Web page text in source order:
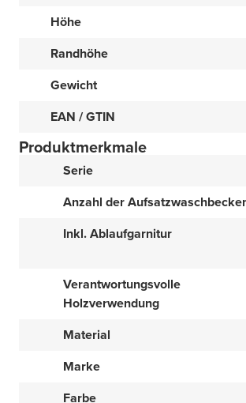
Höhe
Randhöhe
Gewicht
EAN / GTIN
Produktmerkmale
Serie
Anzahl der
Inkl. Ablaufgarnitur
Verantwortungsvolle
Holzverwendung
Material
Marke
Farbe